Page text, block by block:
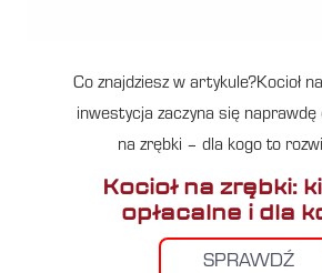
Co znajdziesz w artykule?Kocioł
inwestycja zaczyna się naprawdę
na zrębki – dla kogo to
Kocioł na zrębki:
opłacalne i dla
SPRAWDŹ